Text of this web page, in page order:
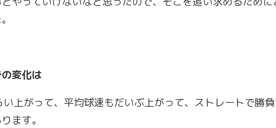
変化は
上がって、平均球速もだいぶ上がって、ストレートで勝
ます。